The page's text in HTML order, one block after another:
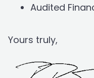
Audited
Yours truly,